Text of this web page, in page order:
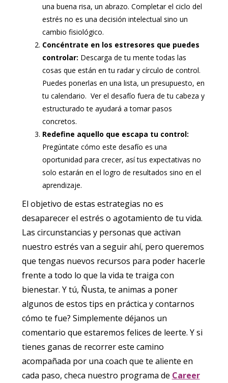
una buena risa, un abrazo. Completar el ciclo del
estrés no es una decisión intelectual sino un
cambio fisiológico.
Concéntrate en los estresores que puedes
controlar: Descarga de tu mente todas las
cosas que están en tu radar y círculo de control.
Puedes ponerlas en una lista, un presupuesto, en
tu calendario. Ver el desafío fuera de tu cabeza y
estructurado te ayudará a tomar pasos
concretos.
Redefine aquello que escapa tu control:
Pregúntate cómo este desafío es una
oportunidad para crecer, así tus expectativas no
solo estarán en el logro de resultados sino en el
aprendizaje.
El objetivo de estas estrategias no es
desaparecer el estrés o agotamiento de tu vida.
Las circunstancias y personas que activan
nuestro estrés van a seguir ahí, pero queremos
que tengas nuevos recursos para poder hacerle
frente a todo lo que la vida te traiga con
bienestar. Y tú, Ñusta, te animas a poner
algunos de estos tips en práctica y contarnos
cómo te fue? Simplemente déjanos un
comentario que estaremos felices de leerte. Y si
tienes ganas de recorrer este camino
acompañada por una coach que te aliente en
cada paso, checa nuestro programa de Career